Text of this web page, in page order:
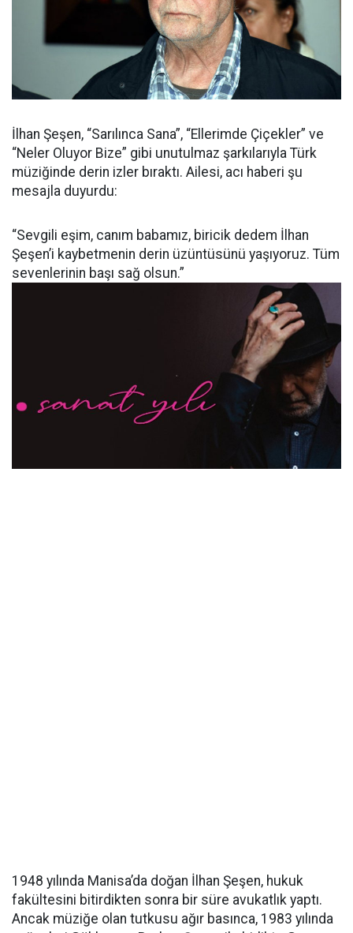
İlhan Şeşen, “Sarılınca Sana”, “Ellerimde Çiçekler” ve
“Neler Oluyor Bize” gibi unutulmaz şarkılarıyla Türk
müziğinde derin izler bıraktı. Ailesi, acı haberi şu
mesajla duyurdu:
“Sevgili eşim, canım babamız, biricik dedem İlhan
Şeşen’i kaybetmenin derin üzüntüsünü yaşıyoruz. Tüm
sevenlerinin başı sağ olsun.”
1948 yılında Manisa’da doğan İlhan Şeşen, hukuk
fakültesini bitirdikten sonra bir süre avukatlık yaptı.
Ancak müziğe olan tutkusu ağır basınca, 1983 yılında